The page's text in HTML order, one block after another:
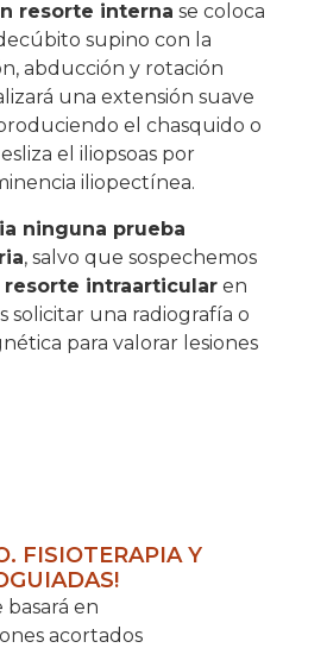
resorte interna se coloca
supino con la
abducción y rotación
una extensión suave
el chasquido o
el iliopsoas por
iliopectínea.
ninguna prueba
, salvo que sospechemos
resorte intraarticular en
solicitar una radiografía o
para valorar lesiones
FISIOTERAPIA Y
en
acortados